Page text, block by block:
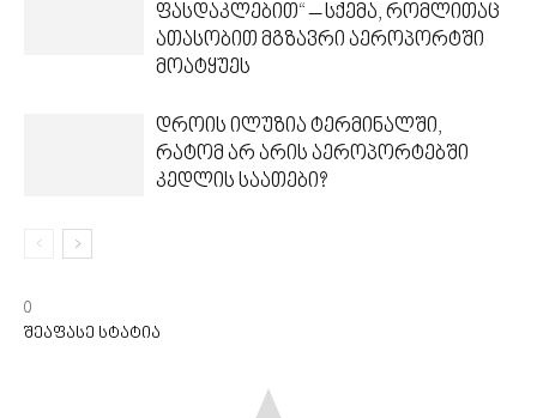
ფასდაკლებით“ – სქემა, რომლითაც
ათასობით მგზავრი აეროპორტში
მოატყუეს
დროის ილუზია ტერმინალში,
რატომ არ არის აეროპორტებში
კედლის საათები?
0
შეაფასე სტატია